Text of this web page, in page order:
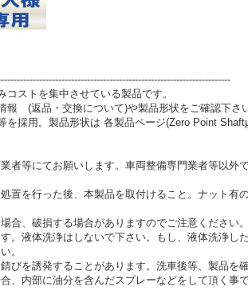
ストを集中させている製品です。
報 (返品・交換について)や製品形状をご確認下さい
を採用。製品形状は 各製品ページ(Zero Point
者等にてお願いします。車両整備専門業者等以外
置を行った後、本製品を取付けること。ナット有
合、破損する場合がありますのでご注意ください。
。液体洗浄はしないで下さい。もし、液体洗浄し
。
びを誘発することがあります。洗車後等、製品を
、内部に油分を含んだスプレーなどをして頂く事